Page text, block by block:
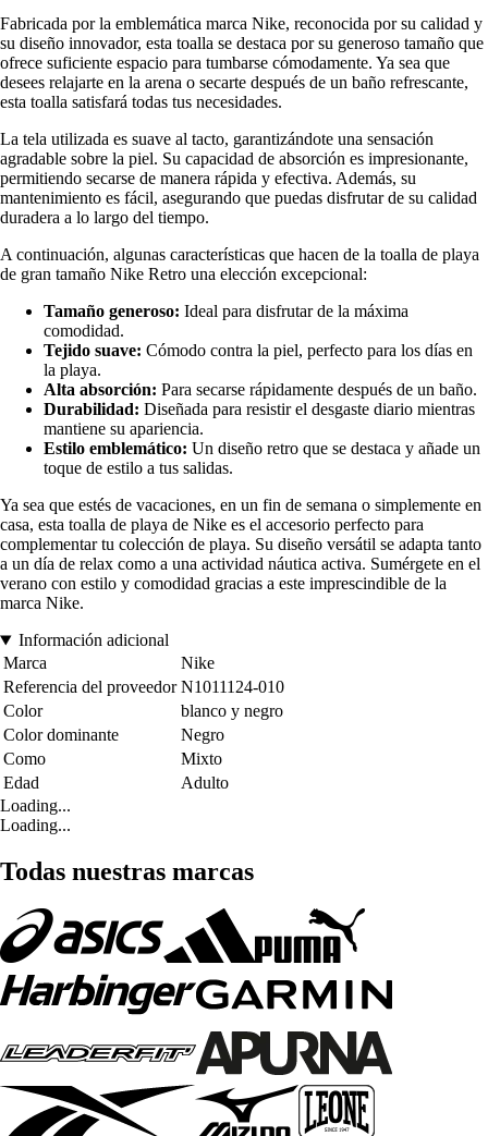
Fabricada por la emblemática marca Nike, reconocida por su calidad y
su diseño innovador, esta toalla se destaca por su generoso tamaño que
ofrece suficiente espacio para tumbarse cómodamente. Ya sea que
desees relajarte en la arena o secarte después de un baño refrescante,
esta toalla satisfará todas tus necesidades.
La tela utilizada es suave al tacto, garantizándote una sensación
agradable sobre la piel. Su capacidad de absorción es impresionante,
permitiendo secarse de manera rápida y efectiva. Además, su
mantenimiento es fácil, asegurando que puedas disfrutar de su calidad
duradera a lo largo del tiempo.
A continuación, algunas características que hacen de la toalla de playa
de gran tamaño Nike Retro una elección excepcional:
Tamaño generoso: Ideal para disfrutar de la máxima
comodidad.
Tejido suave: Cómodo contra la piel, perfecto para los días en
la playa.
Alta absorción: Para secarse rápidamente después de un baño.
Durabilidad: Diseñada para resistir el desgaste diario mientras
mantiene su apariencia.
Estilo emblemático: Un diseño retro que se destaca y añade un
toque de estilo a tus salidas.
Ya sea que estés de vacaciones, en un fin de semana o simplemente en
casa, esta toalla de playa de Nike es el accesorio perfecto para
complementar tu colección de playa. Su diseño versátil se adapta tanto
a un día de relax como a una actividad náutica activa. Sumérgete en el
verano con estilo y comodidad gracias a este imprescindible de la
marca Nike.
Información adicional
Marca
Nike
Referencia del proveedor N1011124-010
Color
blanco y negro
Color dominante
Negro
Como
Mixto
Edad
Adulto
Loading...
Loading...
Todas nuestras marcas